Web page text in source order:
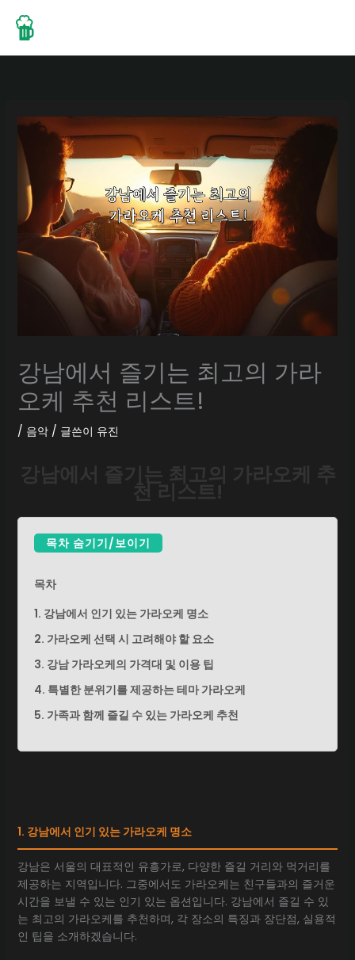
로
강남에서 즐기는 최고의 가라
오케 추천 리스트!
/ 음악/ 글쓴이 유진
강남에서 즐기는 최고의 가라오케 추
천 리스트!
목차 숨기기/보이기
목차
1. 강남에서 인기 있는 가라오케 명소
2. 가라오케 선택 시 고려해야 할 요소
3. 강남 가라오케의 가격대 및 이용 팁
4. 특별한 분위기를 제공하는 테마 가라오케
5. 가족과 함께 즐길 수 있는 가라오케 추천
1. 강남에서 인기 있는 가라오케 명소
강남은 서울의 대표적인 유흥가로, 다양한 즐길 거리와 먹거리를
제공하는 지역입니다. 그중에서도 가라오케는 친구들과의 즐거운
시간을 보낼 수 있는 인기 있는 옵션입니다. 강남에서 즐길 수 있
는 최고의 가라오케를 추천하며, 각 장소의 특징과 장단점, 실용적
인 팁을 소개하겠습니다.